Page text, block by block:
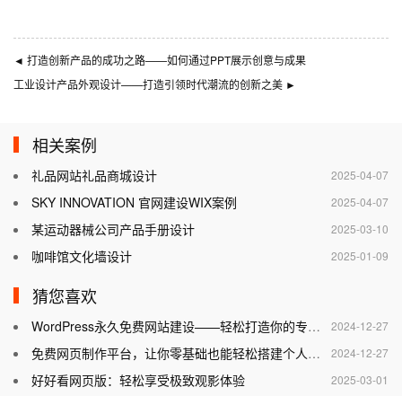
◄ 打造创新产品的成功之路——如何通过PPT展示创意与成果
工业设计产品外观设计——打造引领时代潮流的创新之美 ►
相关案例
2025-04-07
礼品网站礼品商城设计
2025-04-07
SKY INNOVATION 官网建设WIX案例
2025-03-10
某运动器械公司产品手册设计
2025-01-09
咖啡馆文化墙设计
猜您喜欢
2024-12-27
WordPress永久免费网站建设——轻松打造你的专属网站
2024-12-27
免费网页制作平台，让你零基础也能轻松搭建个人网站
2025-03-01
好好看网页版：轻松享受极致观影体验